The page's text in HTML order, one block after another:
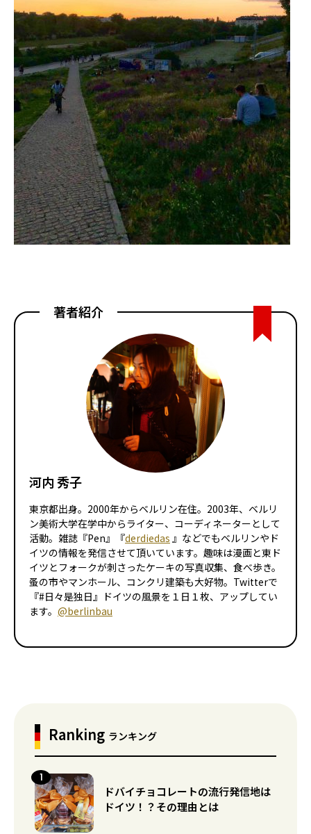
著者紹介
河内 秀子
東京都出身。2000年からベルリン在住。2003年、ベルリ
ン美術大学在学中からライター、コーディネーターとして
活動。雑誌『Pen』『derdiedas 』などでもベルリンやド
イツの情報を発信させて頂いています。趣味は漫画と東ド
イツとフォークが刺さったケーキの写真収集、食べ歩き。
蚤の市やマンホール、コンクリ建築も大好物。Twitterで
『#日々是独日』ドイツの風景を１日１枚、アップしてい
ます。 @berlinbau
Ranking ランキング
ドバイチョコレートの流行発信地は
ドイツ！？その理由とは